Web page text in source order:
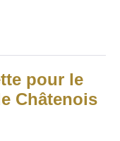
pour le
Châtenois